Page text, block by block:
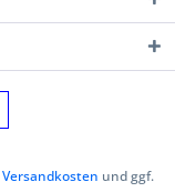
Versandkosten und ggf.